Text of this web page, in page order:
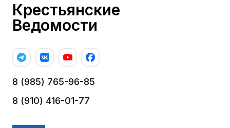
Крестьянские
Ведомости
8 (985) 765-96-85
8 (910) 416-01-77